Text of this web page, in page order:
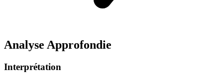
Analyse Approfondie
Interprétation